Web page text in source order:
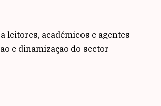
leitores, académicos e agentes
e dinamização do sector